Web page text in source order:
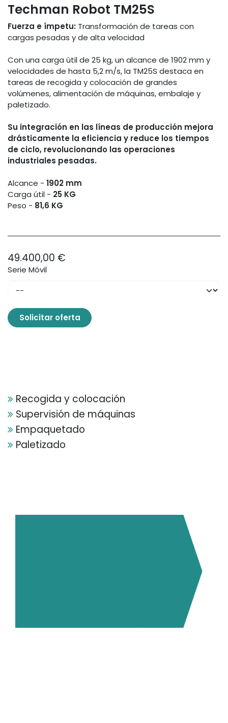
Techman Robot TM25S
Fuerza e ímpetu: Transformación de tareas con
cargas pesadas y de alta velocidad
Con una carga útil de 25 kg, un alcance de 1902 mm y
velocidades de hasta 5,2 m/s, la TM25S destaca en
tareas de recogida y colocación de grandes
volúmenes, alimentación de máquinas, embalaje y
paletizado.
Su integración en las líneas de producción mejora
drásticamente la eficiencia y reduce los tiempos
de ciclo, revolucionando las operaciones
industriales pesadas.
Alcance - 1902 mm
Carga útil - 25 KG
Peso - 81,6 KG
49.400,00 €
Serie Móvil
Solicitar oferta
Recogida y colocación
Supervisión de máquinas
Empaquetado
Paletizado